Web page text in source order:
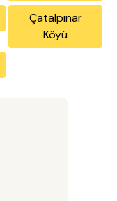
Çatalpınar
Köyü